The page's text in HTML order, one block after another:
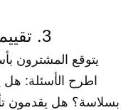
3. تقييم سياسات الوفاء والإرجاع
يتوقع المشترون
اطرح الأسئلة: هل
بسلاسة؟ هل يقدمون